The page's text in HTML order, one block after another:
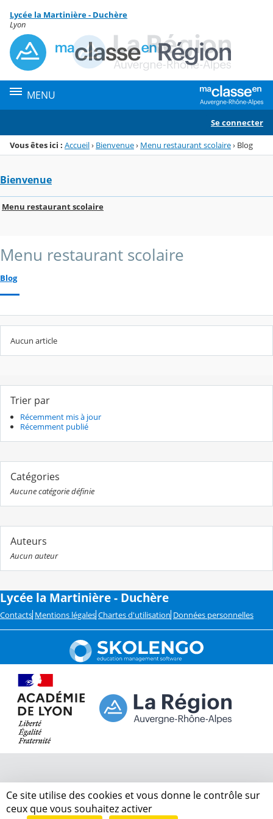
Menu de la rubrique
Contenu
Lycée la Martinière - Duchère
Lyon
MENU
Se connecter
Vous êtes ici : Accueil› Bienvenue› Menu restaurant scolaire› Blog
Bienvenue
Menu restaurant scolaire
Menu restaurant scolaire
Blog
Aucun article
Trier par
Récemment mis à jour
Récemment publié
Catégories
Aucune catégorie définie
Auteurs
Aucun auteur
Lycée la Martinière - Duchère
Contacts Mentions légales Chartes d'utilisation Données personnelles
Ce site utilise des cookies et vous donne le contrôle sur
ceux que vous souhaitez activer